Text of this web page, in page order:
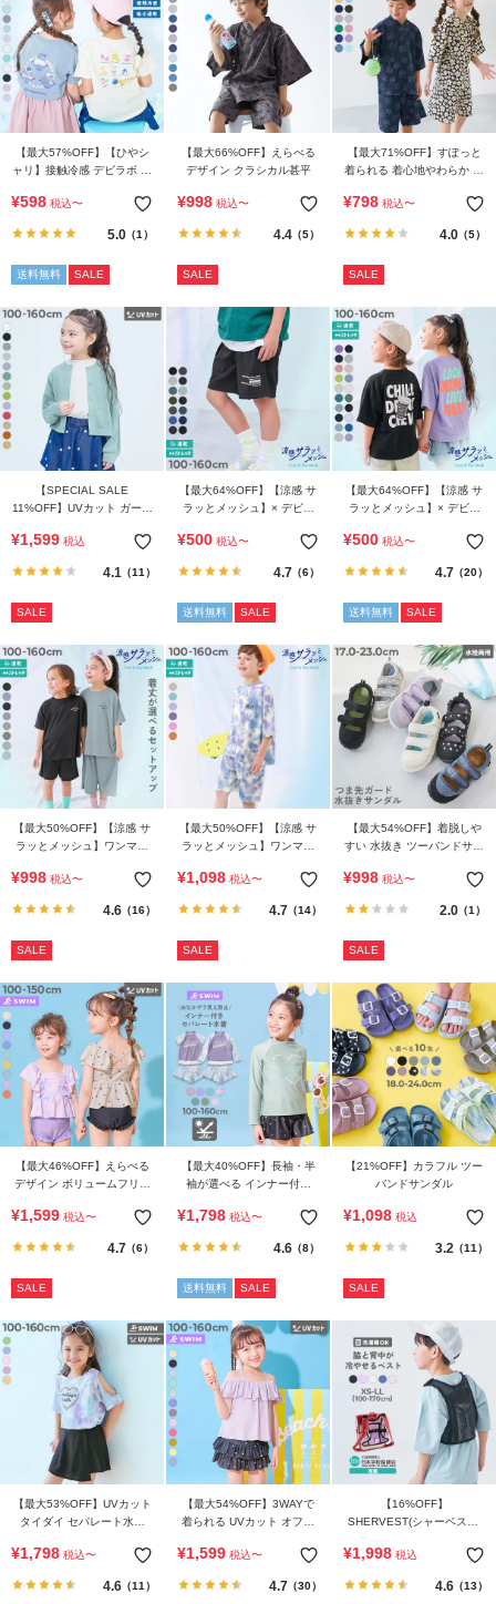
お
買
い
物
ガ
イ
ド
よ
あ
FOLLOW
【最大57%OFF】【ひやシ
ャリ】接触冷感 デビラボ ガ
ツ
¥598 税込〜
5.0（1）
送料無料 SALE
【最大66%OFF】えらべる
デザイン クラシカル甚平
¥998 税込〜
4.4（5）
SALE
【最大71%OFF】すぽっと
着られる 着心地やわらか 総
¥798 税込〜
4.0（5）
SALE
【SPECIAL SALE
11%OFF】UVカット ガール
ン
¥1,599 税込
4.1（11）
SALE
【最大64%OFF】【涼感 サ
ラッとメッシュ】× デビラ
¥500 税込〜
4.7（6）
送料無料 SALE
【最大64%OFF】【涼感 サ
ラッとメッシュ】× デビラ
¥500 税込〜
4.7（20）
送料無料 SALE
【最大50%OFF】【涼感 サ
ラッとメッシュ】ワンマイ
るパジャマ
¥998 税込〜
4.6（16）
SALE
【最大50%OFF】【涼感 サ
ラッとメッシュ】ワンマイ
ジャマ
¥1,098 税込〜
4.7（14）
SALE
【最大54%OFF】着脱しや
すい 水抜き ツーバンドサン
¥998 税込〜
2.0（1）
SALE
【最大46%OFF】えらべる
デザイン ボリュームフリル
¥1,599 税込〜
4.7（6）
SALE
【最大40%OFF】長袖・半
袖が選べる インナー付き
アップ水着
¥1,798 税込〜
4.6（8）
送料無料 SALE
【21%OFF】カラフル ツー
バンドサンダル
¥1,098 税込
3.2（11）
SALE
【最大53%OFF】UVカット
タイダイ セパレート水着
¥1,798 税込〜
4.6（11）
【最大54%OFF】3WAYで
着られる UVカット オフシ
¥1,599 税込〜
4.7（30）
【16%OFF】
SHERVEST(シャーベスト)
やせる メッシュベスト
¥1,998 税込
4.6（13）